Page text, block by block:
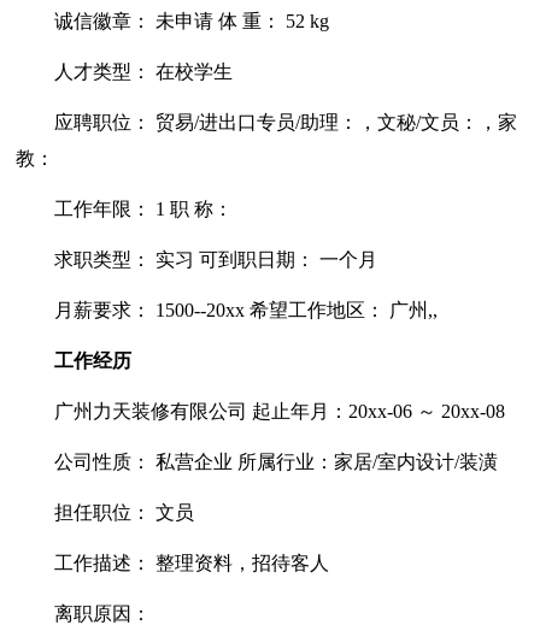
诚信徽章： 未申请 体 重： 52 kg
人才类型： 在校学生
应聘职位： 贸易/进出口专员/助理：，文秘/文员：，家
教：
工作年限： 1 职 称：
求职类型： 实习 可到职日期： 一个月
月薪要求： 1500--20xx 希望工作地区： 广州,,
工作经历
广州力天装修有限公司 起止年月：20xx-06 ～ 20xx-08
公司性质： 私营企业 所属行业：家居/室内设计/装潢
担任职位： 文员
工作描述： 整理资料，招待客人
离职原因：